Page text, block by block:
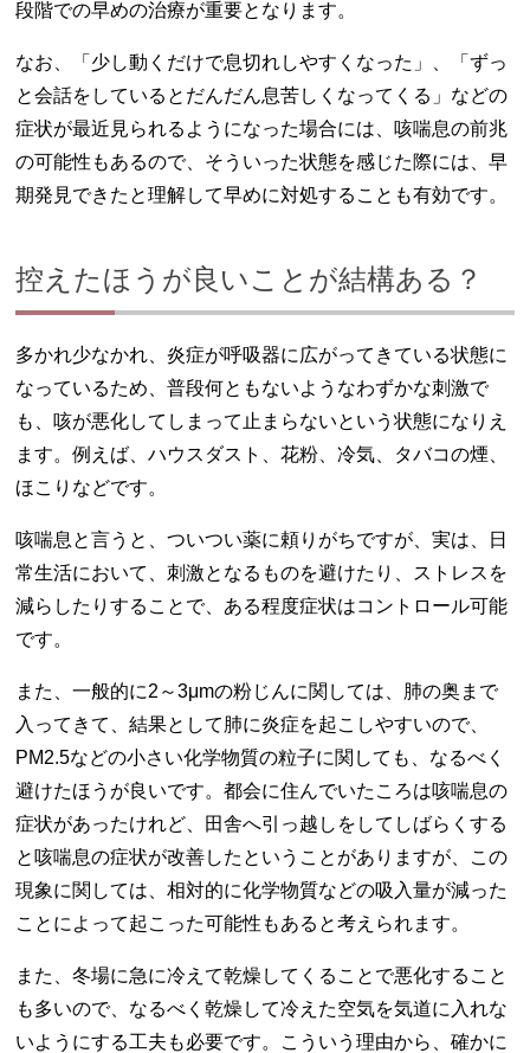
段階での早めの治療が重要となります。
なお、「少し動くだけで息切れしやすくなった」、「ずっ
と会話をしているとだんだん息苦しくなってくる」などの
症状が最近見られるようになった場合には、咳喘息の前兆
の可能性もあるので、そういった状態を感じた際には、早
期発見できたと理解して早めに対処することも有効です。
控えたほうが良いことが結構ある？
多かれ少なかれ、炎症が呼吸器に広がってきている状態に
なっているため、普段何ともないようなわずかな刺激で
も、咳が悪化してしまって止まらないという状態になりえ
ます。例えば、ハウスダスト、花粉、冷気、タバコの煙、
ほこりなどです。
咳喘息と言うと、ついつい薬に頼りがちですが、実は、日
常生活において、刺激となるものを避けたり、ストレスを
減らしたりすることで、ある程度症状はコントロール可能
です。
また、一般的に2～3μmの粉じんに関しては、肺の奥まで
入ってきて、結果として肺に炎症を起こしやすいので、
PM2.5などの小さい化学物質の粒子に関しても、なるべく
避けたほうが良いです。都会に住んでいたころは咳喘息の
症状があったけれど、田舎へ引っ越しをしてしばらくする
と咳喘息の症状が改善したということがありますが、この
現象に関しては、相対的に化学物質などの吸入量が減った
ことによって起こった可能性もあると考えられます。
また、冬場に急に冷えて乾燥してくることで悪化すること
も多いので、なるべく乾燥して冷えた空気を気道に入れな
いようにする工夫も必要です。こういう理由から、確かに